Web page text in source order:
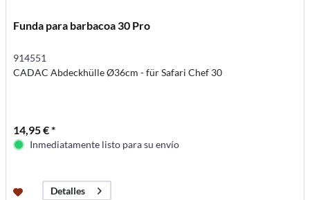
Funda para barbacoa 30 Pro
914551
CADAC Abdeckhülle Ø36cm - für Safari Chef 30
14,95 € *
Inmediatamente listo para su envío
Detalles